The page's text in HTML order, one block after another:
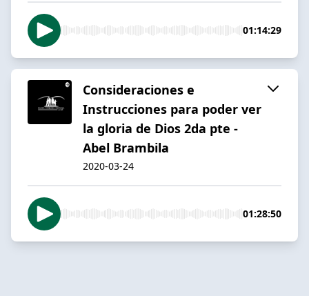
01:14:29
Consideraciones e
Instrucciones para poder ver
la gloria de Dios 2da pte -
Abel Brambila
2020-03-24
01:28:50